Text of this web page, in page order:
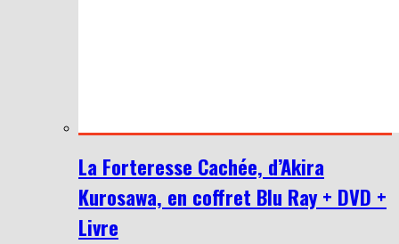
La Forteresse Cachée, d’Akira
Kurosawa, en coffret Blu Ray + DVD +
Livre